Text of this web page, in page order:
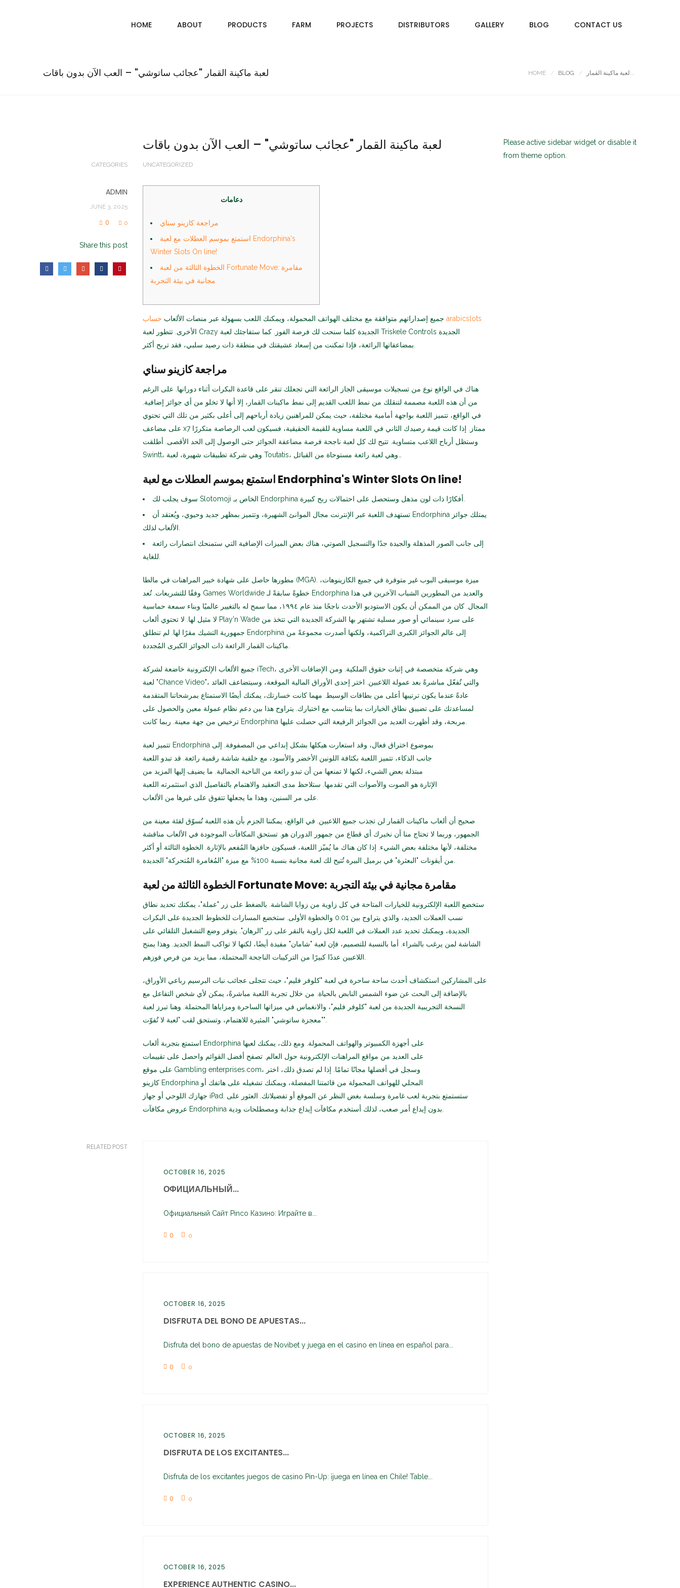
HOME ABOUT PRODUCTS FARM PROJECTS DISTRIBUTORS GALLERY BLOG CONTACT US
لعبة ماكينة القمار "عجائب ساتوشي" – العب الآن بدون باقات HOME BLOG لعبة ماكينة القمار...
لعبة ماكينة القمار "عجائب ساتوشي" – العب الآن بدون باقات
CATEGORIES UNCATEGORIZED
ADMIN
JUNE 3, 2025
0 0
Share this post
دعامات
مراجعة كازينو سناي
استمتع بموسم العطلات مع لعبة Endorphina's
Winter Slots On line!
الخطوة الثالثة من لعبة Fortunate Move: مقامرة
مجانية في بيئة التجربة
جميع إصداراتهم متوافقة مع مختلف الهواتف المحمولة، ويمكنك اللعب بسهولة عبر منصات الألعاب حساب arabicslots
الأخرى. تتطور لعبة Crazy الجديدة كلما سنحت لك فرصة الفوز. كما ستفاجئك لعبة Triskele Controls الجديدة
مراجعة كازينو سناي
هناك في الواقع نوع من تسجيلات موسيقى الجاز الرائعة التي تجعلك تنقر على قاعدة البكرات أثناء دورانها. على الرغم
من أن هذه اللعبة مصممة لتنقلك من نمط اللعب القديم إلى نمط ماكينات القمار، إلا أنها لا تخلو من أي جوائز إضافية.
في الواقع، تتميز اللعبة بواجهة أمامية مختلفة، حيث يمكن للمراهنين زيادة أرباحهم إلى أعلى بكثير من تلك التي تحتوي
على مضاعف x7 ممتاز. إذا كانت قيمة رصيدك الثاني في اللعبة مساوية للقيمة الحقيقية، فسيكون لعب الرصاصة متكررًا
وستظل أرباح اللاعب متساوية. تتيح لك كل لعبة ناجحة فرصة مضاعفة الجوائز حتى الوصول إلى الحد الأقصى. أطلقت
استمتع بموسم العطلات مع لعبة Endorphina's Winter Slots On line!
تستهدف اللعبة عبر الإنترنت مجال الموانئ الشهيرة، وتتميز بمظهر جديد وحيوي، ويُعتقد أن Endorphina يمتلك جوائز
إلى جانب الصور المذهلة والجيدة جدًا والتسجيل الصوتي، هناك بعض الميزات الإضافية التي ستمنحك انتصارات رائعة
مطورها حاصل على شهادة خبير المراهنات في مالطا (MGA). ميزة موسيقى البوب ​​غير متوفرة في جميع الكازينوهات،
وفقًا للتشريعات. تُعد Games Worldwide خطوةً سابقةً لـ Endorphina والعديد من المطورين الشباب الآخرين في هذا
المجال. كان من الممكن أن يكون الاستوديو الأحدث ناجحًا منذ عام ١٩٩٤، مما سمح له بالتغيير عالميًا وبناء سمعة حماسية
لا مثيل لها. لا تحتوي ألعاب Play'n Wade على سرد سينمائي أو صور مسلية تشتهر بها الشركة الجديدة التي تتخذ من
جمهورية التشيك مقرًا لها. لم تنطلق Endorphina إلى عالم الجوائز الكبرى التراكمية، ولكنها أصدرت مجموعةً من
جميع الألعاب الإلكترونية خاضعة لشركة iTech، وهي شركة متخصصة في إثبات حقوق الملكية. ومن الإضافات الأخرى
لعبة "Chance Video"، والتي تُفعّل مباشرةً بعد عمولة اللاعبين. اختر إحدى الأوراق المالية الموقعة، وسيتضاعف العائد
عادةً عندما يكون ترتيبها أعلى من بطاقات الوسيط. مهما كانت خسارتك، يمكنك أيضًا الاستمتاع بمرشحاتنا المتقدمة
لمساعدتك على تضييق نطاق الخيارات بما يتناسب مع اختيارك. يتراوح هذا بين دعم نظام عمولة معين والحصول على
تتميز لعبة Endorphina بموضوع اختراق فعال، وقد استعارت هيكلها بشكل إبداعي من المصفوفة. إلى
جانب الذكاء، تتميز اللعبة بكثافة اللونين الأخضر والأسود، مع خلفية شاشة رقمية رائعة. قد تبدو اللعبة
مبتذلة بعض الشيء، لكنها لا تمنعها من أن تبدو رائعة من الناحية الجمالية. ما يضيف إليها المزيد من
الإثارة هو الصوت والأصوات التي تقدمها. ستلاحظ مدى التعقيد والاهتمام بالتفاصيل الذي استثمرته اللعبة
صحيح أن ألعاب ماكينات القمار لن تجذب جميع اللاعبين. في الواقع، يمكننا الجزم بأن هذه اللعبة تُسوّق لفئة معينة من
الجمهور، وربما لا تحتاج منا أن نخبرك أي قطاع من جمهور الدوران هو. تستحق المكافآت الموجودة في الألعاب مناقشة
مختلفة، لأنها مختلفة بعض الشيء. إذا كان هناك ما يُميّز اللعبة، فسيكون حافزها المُفعم بالإثارة. الخطوة الثالثة أو أكثر
الخطوة الثالثة من لعبة Fortunate Move: مقامرة مجانية في بيئة التجربة
ستخضع اللعبة الإلكترونية للخيارات المتاحة في كل زاوية من زوايا الشاشة. بالضغط على زر "عملة"، يمكنك تحديد نطاق
نسب العملات الجديد، والذي يتراوح بين 0.01 والخطوة الأولى. ستخضع المسارات للخطوط الجديدة على البكرات
الجديدة، ويمكنك تحديد عدد العملات في اللعبة لكل زاوية بالنقر على زر "الرهان". يتوفر وضع التشغيل التلقائي على
الشاشة لمن يرغب بالشراء. أما بالنسبة للتصميم، فإن لعبة "شامان" مفيدة أيضًا، لكنها لا تواكب النمط الجديد. وهذا يمنح
على المشاركين استكشاف أحدث ساحة ساحرة في لعبة "كلوفر فليم"، حيث تتجلى عجائب نبات البرسيم رباعي الأوراق،
بالإضافة إلى البحث عن ضوء الشمس النابض بالحياة. من خلال تجربة اللعبة مباشرةً، يمكن لأي شخص التفاعل مع
النسخة التجريبية الجديدة من لعبة "كلوفر فليم"، والانغماس في ميزاتها الساحرة ومزاياها المحتملة. وهنا تبرز لعبة
"معجزة ساتوشي" المثيرة للاهتمام، وتستحق لقب "لعبة لا تُفوّت".
استمتع بتجربة ألعاب Endorphina على أجهزة الكمبيوتر والهواتف المحمولة. ومع ذلك، يمكنك لعبها
على العديد من مواقع المراهنات الإلكترونية حول العالم. تصفح أفضل القوائم واحصل على تقييمات
على موقع Gambling enterprises.com، وسجل في أفضلها مجانًا تمامًا. إذا لم تصدق ذلك، اختر
كازينو Endorphina المحلي للهواتف المحمولة من قائمتنا المفضلة، ويمكنك تشغيله على هاتفك أو
جهازك اللوحي أو جهاز iPad. ستستمتع بتجربة لعب غامرة وسلسة بغض النظر عن الموقع أو تفضيلاتك. العثور على
RELATED POST
OCTOBER 16, 2025
ОФИЦИАЛЬНЫЙ...
Официальный Сайт Pinco Казино: Играйте в...
0 0
OCTOBER 16, 2025
DISFRUTA DEL BONO DE APUESTAS...
Disfruta del bono de apuestas de Novibet y juega en el casino en línea en español para...
0 0
OCTOBER 16, 2025
DISFRUTA DE LOS EXCITANTES...
Disfruta de los excitantes juegos de casino Pin-Up: ¡juega en línea en Chile! Table...
0 0
OCTOBER 16, 2025
EXPERIENCE AUTHENTIC CASINO...
Please active sidebar widget or disable it
from theme option.